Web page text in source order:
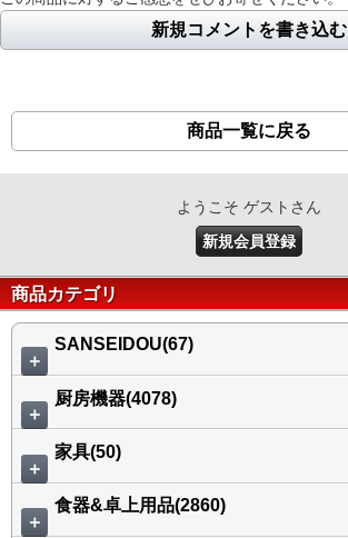
新規コメントを書き込む
商品一覧に戻る
ようこそ ゲストさん
新規会員登録
商品カテゴリ
＋
SANSEIDOU(67)
＋
厨房機器(4078)
＋
家具(50)
＋
食器&卓上用品(2860)